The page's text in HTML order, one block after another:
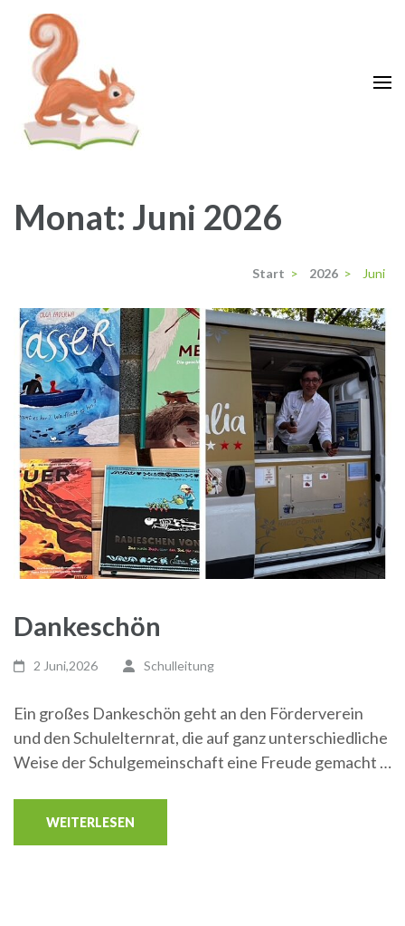
Inhalt
springen
(Enter
drücken)
Monat: Juni 2026
Start > 2026 > Juni
Dankeschön
2 Juni,2026 Schulleitung
Ein großes Dankeschön geht an den Förderverein
und den Schulelternrat, die auf ganz unterschiedliche
Weise der Schulgemeinschaft eine Freude gemacht …
WEITERLESEN